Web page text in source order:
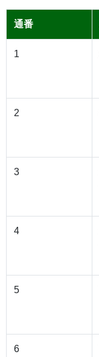
通番
1
2
3
4
5
6